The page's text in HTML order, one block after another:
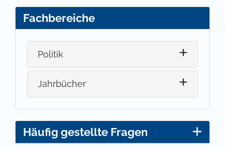
Fachbereiche
Politik
Jahrbücher
Häufig gestellte Fragen